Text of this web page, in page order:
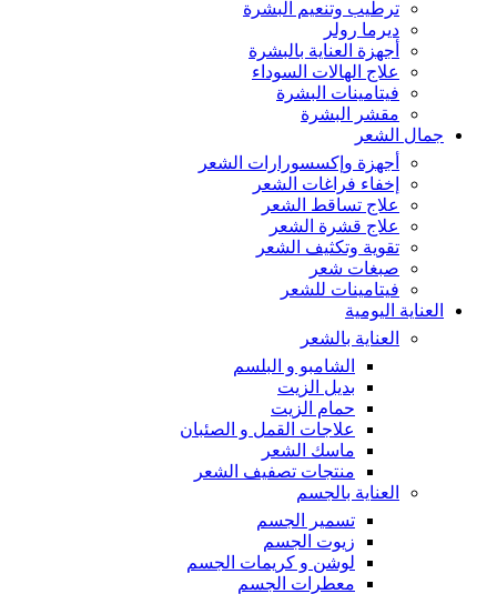
ترطيب وتنعيم البشرة
ديرما رولر
أجهزة العناية بالبشرة
علاج الهالات السوداء
فيتامينات البشرة
مقشر البشرة
جمال الشعر
أجهزة وإكسسورارات الشعر
إخفاء فراغات الشعر
علاج تساقط الشعر
علاج قشرة الشعر
تقوية وتكثيف الشعر
صبغات شعر
فيتامينات للشعر
العناية اليومية
العناية بالشعر
الشامبو و البلسم
بديل الزيت
حمام الزيت
علاجات القمل و الصئبان
ماسك الشعر
منتجات تصفيف الشعر
العناية بالجسم
تسمير الجسم
زيوت الجسم
لوشن و كريمات الجسم
معطرات الجسم